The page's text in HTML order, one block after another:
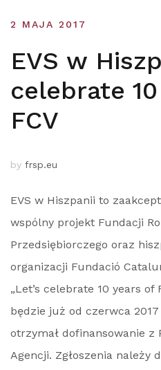
2 MAJA 2017
EVS w
celebrate
FCV
by frsp.eu
EVS w Hiszpanii to
wspólny projekt Fundacji
Przedsiębiorczego oraz
organizacji Fundació
„Let’s celebrate 10 years
będzie już od czerwca
otrzymał dofinansowanie z
Agencji. Zgłoszenia należy